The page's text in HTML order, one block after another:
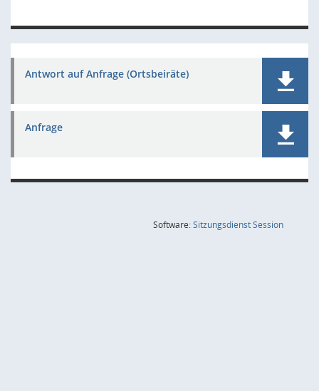
Antwort auf Anfrage (Ortsbeiräte)
Anfrage
Software:SitzungsdienstSession(Wird in